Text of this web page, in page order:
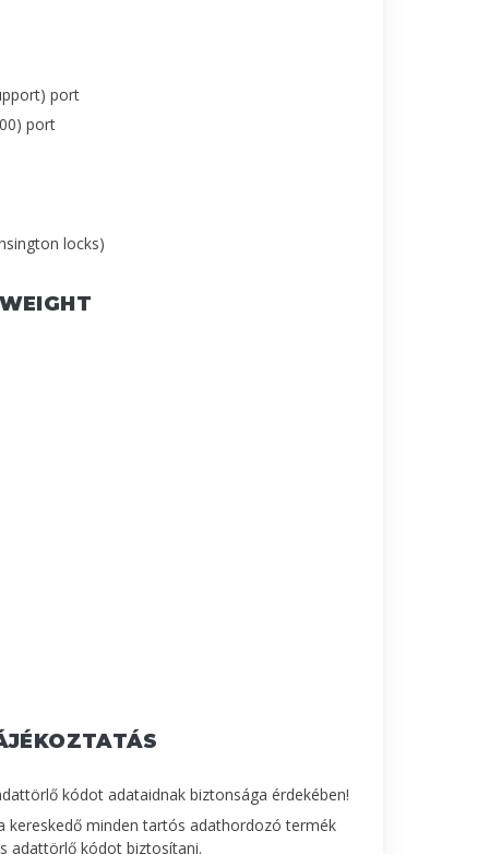
port
port
locks)
kódot adataidnak biztonsága érdekében!
kereskedő minden tartós adathordozó termék
adattörlő kódot biztosítani.